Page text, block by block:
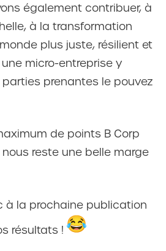
également contribuer, à
à la transformation
plus juste, résilient et
micro-entreprise y
parties prenantes le pouvez
de points B Corp
reste une belle marge
à la prochaine publication
résultats !